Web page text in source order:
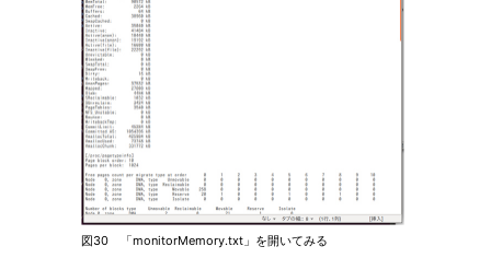
図30 「monitorMemory.txt」を開いてみる